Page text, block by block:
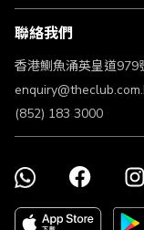
條款及細則
不歧視及不騷擾聲明
認可牌照及通告
聯絡我們
香港鰂魚涌英皇道
(852) 183 3000